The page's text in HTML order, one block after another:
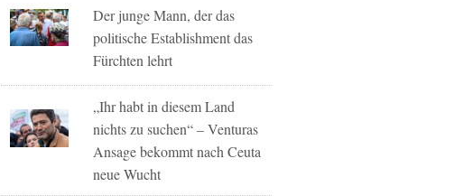
Der junge Mann, der das
politische Establishment das
Fürchten lehrt
„Ihr habt in diesem Land
nichts zu suchen“ – Venturas
Ansage bekommt nach Ceuta
neue Wucht